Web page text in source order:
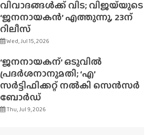
വിവാദങ്ങൾക്ക് വിട; വിജയ്‌യുടെ
‘ജനനായകൻ’ എത്തുന്നു, 23ന്
റിലീസ്
Wed, Jul 15, 2026
‘ജനനായകന്’ ഒടുവിൽ
പ്രദർശനാനുമതി; ‘എ’
സർട്ടിഫിക്കറ്റ് നൽകി സെൻസർ
ബോർഡ്
Thu, Jul 9, 2026